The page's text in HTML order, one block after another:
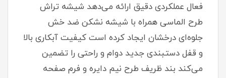
فعال عملکردی دقیق ارائه می‌دهد شیشه تراش
طرح الماسی همراه با شیشه نشکن ضد خش
جلوه‌ای درخشان ایجاد کرده است کیفیت آبکاری بالا
و قفل دستبندی جدید دوام و راحتی را تضمین
می‌کند بند ظریف طرح نیم دایره و فرم صفحه